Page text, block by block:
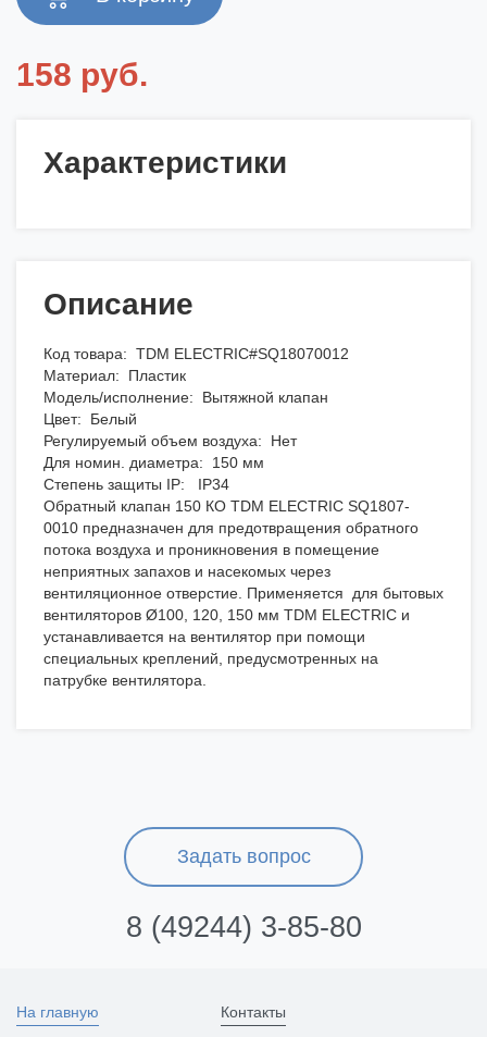
158 руб.
Характеристики
Описание
Код товара: TDM ELECTRIC#SQ18070012
Материал: Пластик
Модель/исполнение: Вытяжной клапан
Цвет: Белый
Регулируемый объем воздуха: Нет
Для номин. диаметра: 150 мм
Степень защиты IP: IP34
Обратный клапан 150 КО TDM ELECTRIC SQ1807-
0010 предназначен для предотвращения обратного
потока воздуха и проникновения в помещение
неприятных запахов и насекомых через
вентиляционное отверстие. Применяется для бытовых
вентиляторов Ø100, 120, 150 мм TDM ELECTRIC и
устанавливается на вентилятор при помощи
специальных креплений, предусмотренных на
патрубке вентилятора.
Задать вопрос
8 (49244) 3-85-80
На главную Контакты